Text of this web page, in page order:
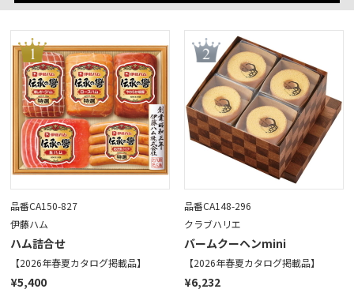
品番CA150-827
伊藤ハム
ハム詰合せ
【2026年春夏カタログ掲載品】
¥5,400
品番CA148-296
クラブハリエ
バームクーヘンmini
【2026年春夏カタログ掲載品】
¥6,232